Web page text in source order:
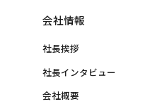
会社情報
社長挨拶
社長インタビュー
会社概要